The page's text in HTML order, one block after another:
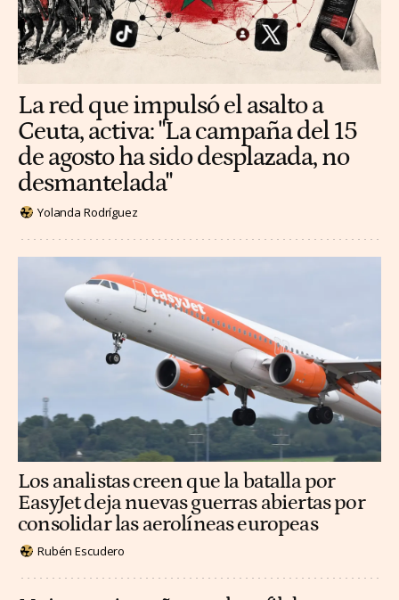
La red que impulsó el asalto a
Ceuta, activa: "La campaña del 15
de agosto ha sido desplazada, no
desmantelada"
Yolanda Rodríguez
Los analistas creen que la batalla por
EasyJet deja nuevas guerras abiertas por
consolidar las aerolíneas europeas
Rubén Escudero